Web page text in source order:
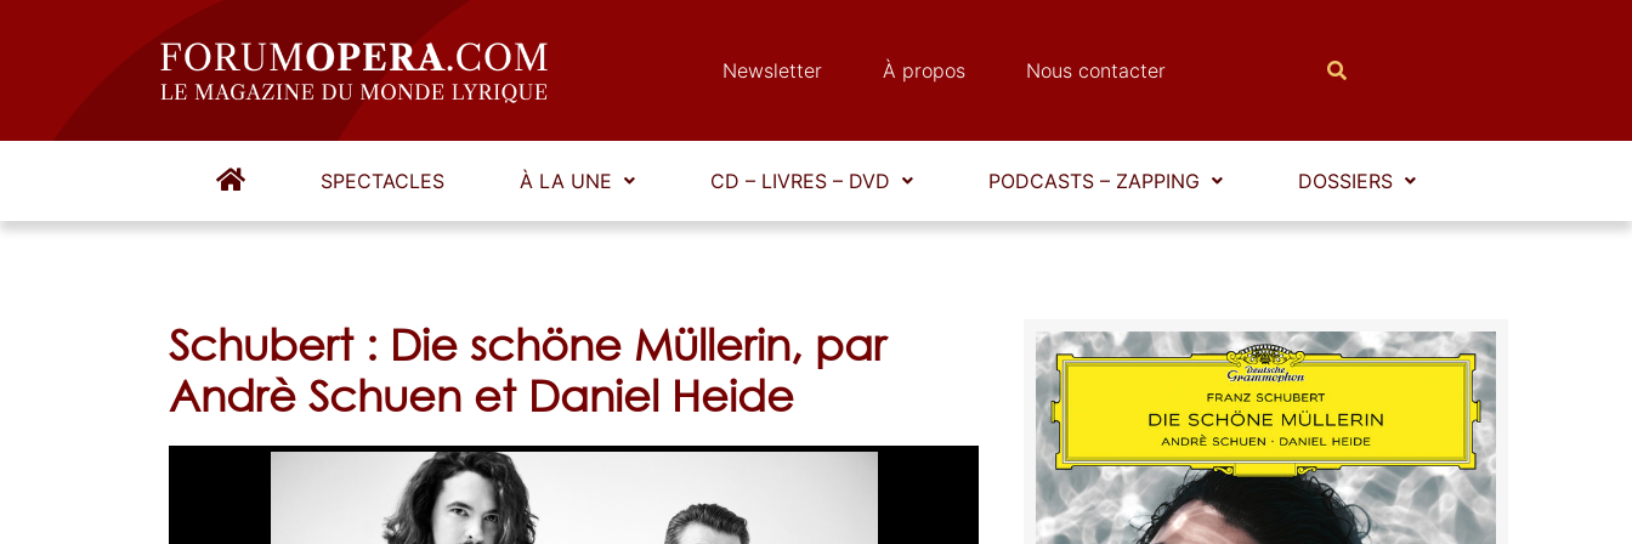
Newsletter À propos Nous contacter
SPECTACLES À LA UNE CD – LIVRES – DVD PODCASTS – ZAPPING DOSSIERS
Schubert : Die schöne Müllerin, par
Andrè Schuen et Daniel Heide